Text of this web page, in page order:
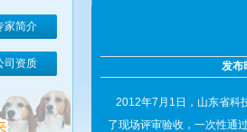
家简介
司资质 发布
2012年7月1日，山东省科
了现场评审验收，一次性通